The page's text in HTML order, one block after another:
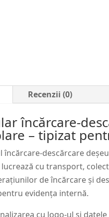
Recenzii (0)
încărcare-
– tipizat
încărcare-descărcare
cu transport,
de încărcare și
evidența internă.
cu logo-ul și